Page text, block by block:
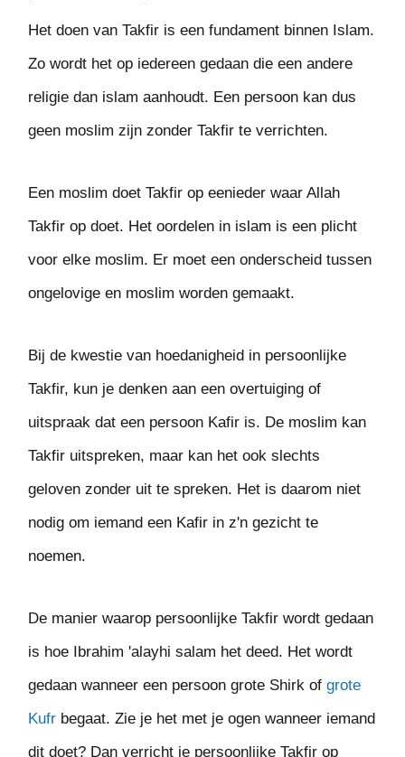
Het doen van Takfir is een fundament binnen Islam.
Zo wordt het op iedereen gedaan die een andere
religie dan islam aanhoudt. Een persoon kan dus
geen moslim zijn zonder Takfir te verrichten.
Een moslim doet Takfir op eenieder waar Allah
Takfir op doet. Het oordelen in islam is een plicht
voor elke moslim. Er moet een onderscheid tussen
ongelovige en moslim worden gemaakt.
Bij de kwestie van hoedanigheid in persoonlijke
Takfir, kun je denken aan een overtuiging of
uitspraak dat een persoon Kafir is. De moslim kan
Takfir uitspreken, maar kan het ook slechts
geloven zonder uit te spreken. Het is daarom niet
nodig om iemand een Kafir in z'n gezicht te
noemen.
De manier waarop persoonlijke Takfir wordt gedaan
is hoe Ibrahim 'alayhi salam het deed. Het wordt
gedaan wanneer een persoon grote Shirk ofgrote
Kufr begaat. Zie je het met je ogen wanneer iemand
dit doet? Dan verricht je persoonlijke Takfir op